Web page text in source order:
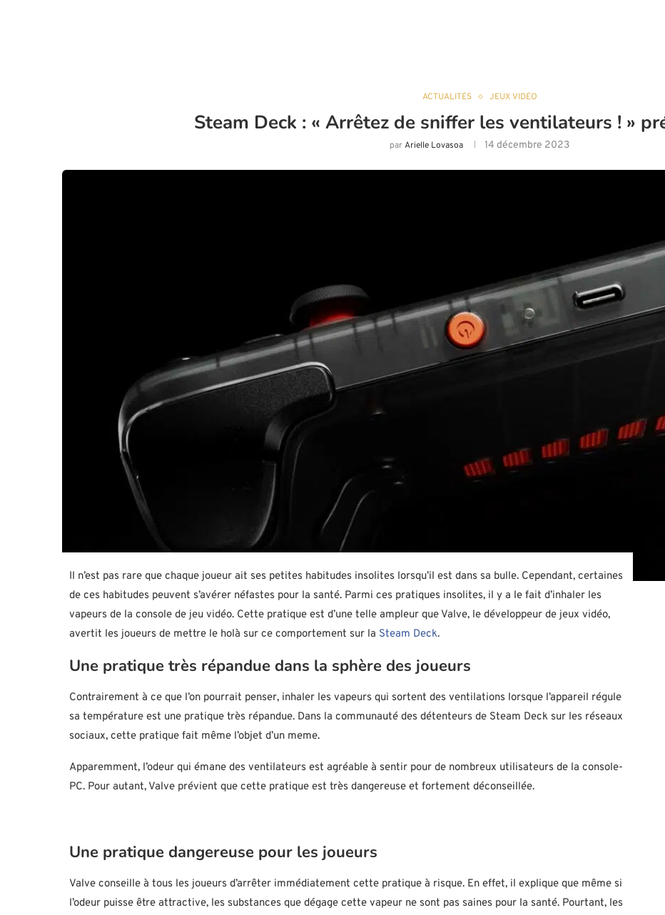
ACTUALITÉS JEUX VIDÉO
Steam Deck : « Arrêtez de sniffer les ventilateurs ! »
parArielle Lovasoa 14 décembre 2023
Il n’est pas rare que chaque joueur ait ses petites habitudes insolites lorsqu’il est dans sa bulle. Cependant, certaines
de ces habitudes peuvent s’avérer néfastes pour la santé. Parmi ces pratiques insolites, il y a le fait d’inhaler les
vapeurs de la console de jeu vidéo. Cette pratique est d’une telle ampleur que Valve, le développeur de jeux vidéo,
avertit les joueurs de mettre le holà sur ce comportement sur la Steam Deck.
Une pratique très répandue dans la sphère des joueurs
Contrairement à ce que l’on pourrait penser, inhaler les vapeurs qui sortent des ventilations lorsque l’appareil régule
sa température est une pratique très répandue. Dans la communauté des détenteurs de Steam Deck sur les réseaux
sociaux, cette pratique fait même l’objet d’un meme.
Apparemment, l’odeur qui émane des ventilateurs est agréable à sentir pour de nombreux utilisateurs de la console-
PC. Pour autant, Valve prévient que cette pratique est très dangereuse et fortement déconseillée.
Une pratique dangereuse pour les joueurs
Valve conseille à tous les joueurs d’arrêter immédiatement cette pratique à risque. En effet, il explique que même si
l’odeur puisse être attractive, les substances que dégage cette vapeur ne sont pas saines pour la santé. Pourtant, les